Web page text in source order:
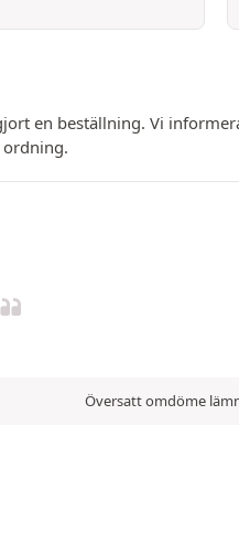
en beställning. Vi
ordning.
Översatt omdöme